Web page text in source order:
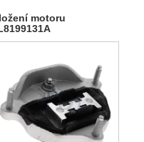
motoru